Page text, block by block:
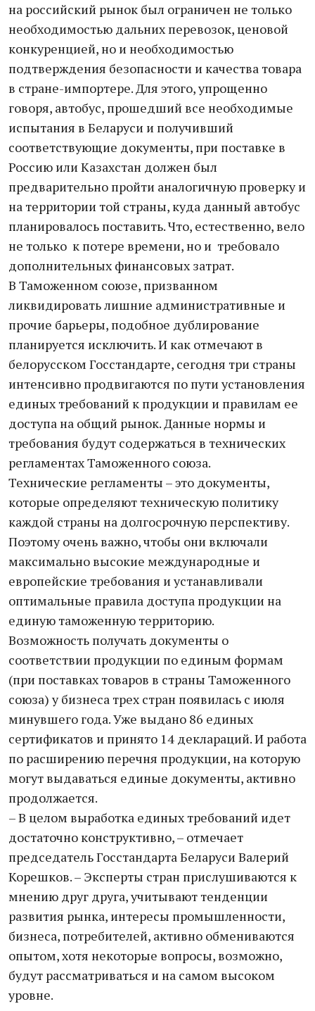
на российский рынок был ограничен не только
необходимостью дальних перевозок, ценовой
конкуренцией, но и необходимостью
подтверждения безопасности и качества товара
в стране-импортере. Для этого, упрощенно
говоря, автобус, прошедший все необходимые
испытания в Беларуси и получивший
соответствующие документы, при поставке в
Россию или Казахстан должен был
предварительно пройти аналогичную проверку и
на территории той страны, куда данный автобус
планировалось поставить. Что, естественно, вело
не только к потере времени, но и требовало
дополнительных финансовых затрат.
В Таможенном союзе, призванном
ликвидировать лишние административные и
прочие барьеры, подобное дублирование
планируется исключить. И как отмечают в
белорусском Госстандарте, сегодня три страны
интенсивно продвигаются по пути установления
единых требований к продукции и правилам ее
доступа на общий рынок. Данные нормы и
требования будут содержаться в технических
регламентах Таможенного союза.
Технические регламенты – это документы,
которые определяют техническую политику
каждой страны на долгосрочную перспективу.
Поэтому очень важно, чтобы они включали
максимально высокие международные и
европейские требования и устанавливали
оптимальные правила доступа продукции на
единую таможенную территорию.
Возможность получать документы о
соответствии продукции по единым формам
(при поставках товаров в страны Таможенного
союза) у бизнеса трех стран появилась с июля
минувшего года. Уже выдано 86 единых
сертификатов и принято 14 деклараций. И работа
по расширению перечня продукции, на которую
могут выдаваться единые документы, активно
продолжается.
– В целом выработка единых требований идет
достаточно конструктивно, – отмечает
председатель Госстандарта Беларуси Валерий
Корешков. – Эксперты стран прислушиваются к
мнению друг друга, учитывают тенденции
развития рынка, интересы промышленности,
бизнеса, потребителей, активно обмениваются
опытом, хотя некоторые вопросы, возможно,
будут рассматриваться и на самом высоком
уровне.